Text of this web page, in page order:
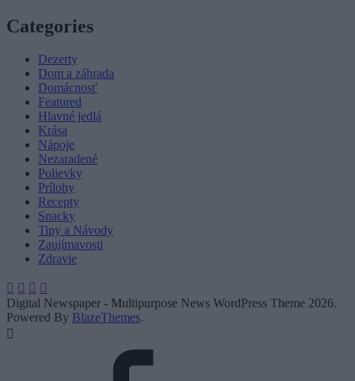
Categories
Dezerty
Dom a záhrada
Domácnosť
Featured
Hlavné jedlá
Krása
Nápoje
Nezaradené
Polievky
Prílohy
Recepty
Snacky
Tipy a Návody
Zaujímavosti
Zdravie
Digital Newspaper - Multipurpose News WordPress Theme 2026.
Powered By BlazeThemes.